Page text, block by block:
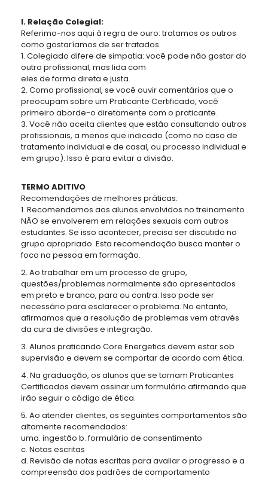
I. Relação Colegial:
Referimo-nos aqui à regra de ouro: tratamos os outros
como gostaríamos de ser tratados.
1. Colegiado difere de simpatia: você pode não gostar do
outro profissional, mas lida com
eles de forma direta e justa.
2. Como profissional, se você ouvir comentários que o
preocupam sobre um Praticante Certificado, você
primeiro aborde-o diretamente com o praticante.
3. Você não aceita clientes que estão consultando outros
profissionais, a menos que indicado (como no caso de
tratamento individual e de casal, ou processo individual e
em grupo). Isso é para evitar a divisão.
TERMO ADITIVO
Recomendações de melhores práticas:
1. Recomendamos aos alunos envolvidos no treinamento
NÃO se envolverem em relações sexuais com outros
estudantes. Se isso acontecer, precisa ser discutido no
grupo apropriado. Esta recomendação busca manter o
foco na pessoa em formação.
2. Ao trabalhar em um processo de grupo,
questões/problemas normalmente são apresentados
em preto e branco, para ou contra. Isso pode ser
necessário para esclarecer o problema. No entanto,
afirmamos que a resolução de problemas vem através
da cura de divisões e integração.
3. Alunos praticando Core Energetics devem estar sob
supervisão e devem se comportar de acordo com ética.
4. Na graduação, os alunos que se tornam Praticantes
Certificados devem assinar um formulário afirmando que
irão seguir o código de ética.
5. Ao atender clientes, os seguintes comportamentos são
altamente recomendados:
uma. ingestão b. formulário de consentimento
c. Notas escritas
d. Revisão de notas escritas para avaliar o progresso e a
compreensão dos padrões de comportamento